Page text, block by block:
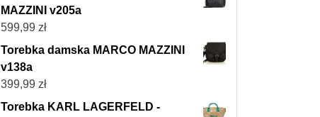
MAZZINI v205a
599,99 zł
Torebka damska MARCO MAZZINI
v138a
399,99 zł
Torebka KARL LAGERFELD -